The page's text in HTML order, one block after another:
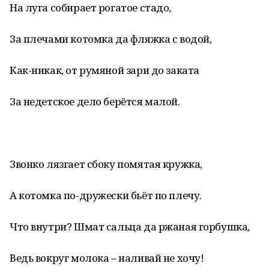
На луга собирает рогатое стадо,
За плечами котомка да фляжка с водой,
Как-никак, от румяной зари до заката
За недетское дело берётся малой.
Звонко лязгает сбоку помятая кружка,
А котомка по-дружески бьёт по плечу.
Что внутри? Шмат сальца да ржаная горбушка,
Ведь вокруг молока – наливай не хочу!